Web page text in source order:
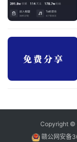
Copyright
赣公网安备